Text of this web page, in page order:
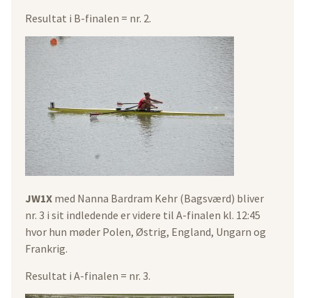
Resultat i B-finalen = nr. 2.
JW1X med Nanna Bardram Kehr (Bagsværd) bliver
nr. 3 i sit indledende er videre til A-finalen kl. 12:45
hvor hun møder Polen, Østrig, England, Ungarn og
Frankrig.
Resultat i A-finalen = nr. 3.